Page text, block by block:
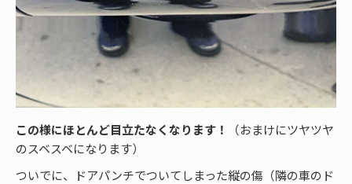
この様にほとんど目立たなくなります！
（おまけにツヤツヤ
のスベスベになります）
ついでに、ドアパンチでついてしまった縦の傷（隣の車のド